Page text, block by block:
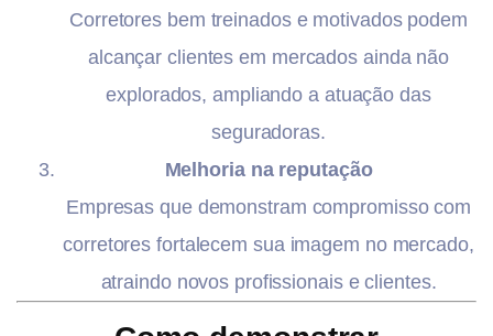
Corretores bem treinados e motivados podem
alcançar clientes em mercados ainda não
explorados, ampliando a atuação das
seguradoras.
Melhoria na reputação
Empresas que demonstram compromisso com
corretores fortalecem sua imagem no mercado,
atraindo novos profissionais e clientes.